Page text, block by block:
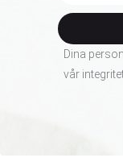
Dina
vår